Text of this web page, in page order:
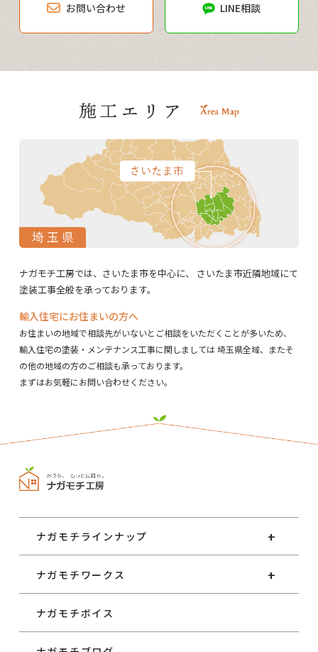
お問い合わせ LINE相談
ナガモチ工房では、さいたま市を中心に、
さいたま市近隣地域にて
塗装工事全般を承っております。
輸入住宅にお住まいの方へ
お住まいの地域で相談先がいないとご相談をいただくことが多いため、
輸入住宅の塗装・メンテナンス工事に関しましては埼玉県全域、またそ
の他の地域の方のご相談も承っております。
まずはお気軽にお問い合わせください。
ナガモチラインナップ
ナガモチワークス
ナガモチボイス